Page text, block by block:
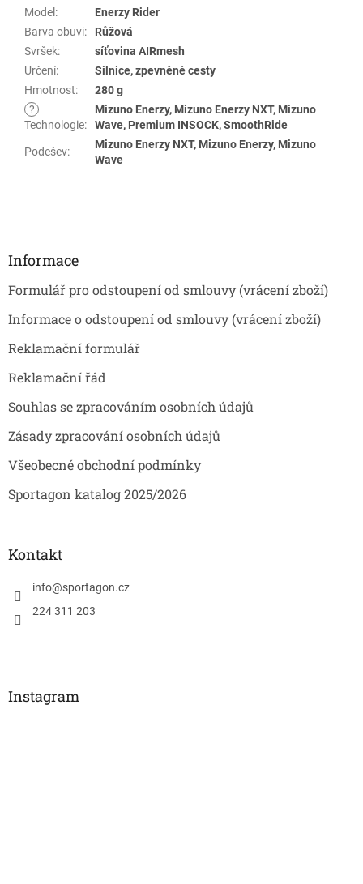
Model :
Enerzy Rider
Barva obuvi:
Růžová
Svršek:
síťovina AIRmesh
Určení:
Silnice, zpevněné cesty
Hmotnost:
280 g
?
Technologie:
Mizuno Enerzy, Mizuno Enerzy NXT, Mizuno
Wave, Premium INSOCK, SmoothRide
Podešev:
Mizuno Enerzy NXT, Mizuno Enerzy, Mizuno
Wave
Z
Informace
Formulář pro odstoupení od smlouvy (vrácení zboží)
Informace o odstoupení od smlouvy (vrácení zboží)
Reklamační formulář
Reklamační řád
Souhlas se zpracováním osobních údajů
Zásady zpracování osobních údajů
Všeobecné obchodní podmínky
Sportagon katalog 2025/2026
Kontakt
info@sportagon.cz
224 311 203
Instagram